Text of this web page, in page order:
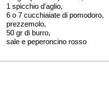
1 spicchio d'aglio,
6 o 7 cucchiaiate di pomodoro,
prezzemolo,
50 gr di burro,
sale e peperoncino rosso